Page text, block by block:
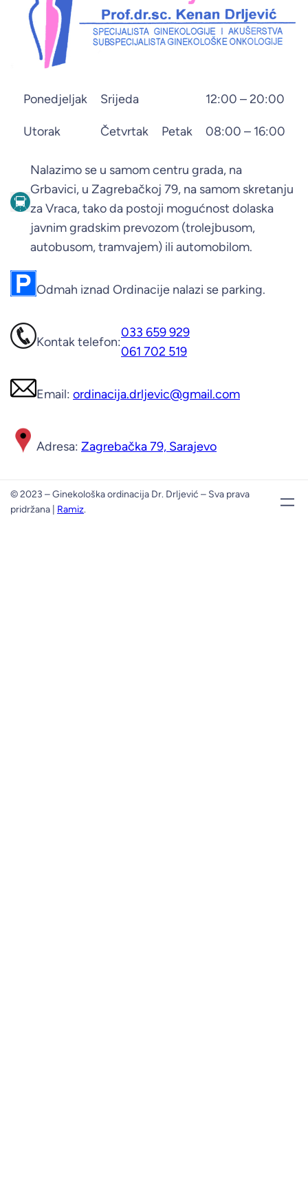
Ponedjeljak Srijeda 12:00 – 20:00
Utorak Četvrtak Petak 08:00 – 16:00
Nalazimo se u samom centru grada, na
Grbavici, u Zagrebačkoj 79, na samom skretanju
za Vraca, tako da postoji mogućnost dolaska
javnim gradskim prevozom (trolejbusom,
autobusom, tramvajem) ili automobilom.
Odmah iznad Ordinacije nalazi se parking.
Kontak telefon:
033 659 929
061 702 519
Email: ordinacija.drljevic@gmail.com
Adresa: Zagrebačka 79, Sarajevo
© 2023 – Ginekološka ordinacija Dr. Drljević – Sva prava
pridržana | Ramiz.